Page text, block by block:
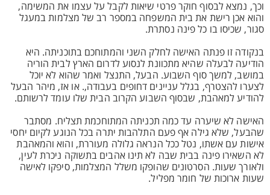
וכך, נמצא לבסוף חוקר פרטי שיאות לקבל על עצמו את המשימה,
והוא אכן רישת את בית המשפחה במספר רב של מצלמות במעגל
סגור, שכיסו בו כל פינה נסתרת.
בנקודה זו פנתה האישה לחלק השני והמתוחכם בתוכניתה. היא
הודיעה לבעלה שהיא מתכוונת לנסוע לדרום הארץ לבית הוריה
במושב, למשך סוף השבוע. הבעל, התנצל ואמר שהוא לא יוכל
לצערו להצטרף, בגלל עניינים דחופים בעבודה,. או אז, מיהר הבעל
להודיע למאהבת, שבסוף השבוע הקרוב הבית שלו עומד לרשותם.
האישה לא שיערה עד כמה תכניתה המתוחכמת תצליח. מסתבר
שהבעל, שלא גילה אף פעם התלהבות יתרה בכל הנוגע לקיום יחסי
אישות עם אשתו, נטל ככל הנראה גלולה מעוררת, והוא והמאהבת
לא השאירו פינה בבית שבה לא תינו אהבים בתשוקה ניכרת לעין,
ולאורך שעות. הסרטונים שהופקו משלל המצלמות, סיפקו לאישה
שעות ארוכות של חומר מפליל.